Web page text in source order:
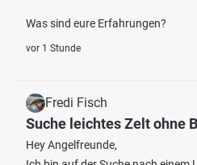
Was sind eure Erfahrungen?
vor 1 Stunde
Fredi Fisch
Suche leichtes Zelt ohne
Hey Angelfreunde,